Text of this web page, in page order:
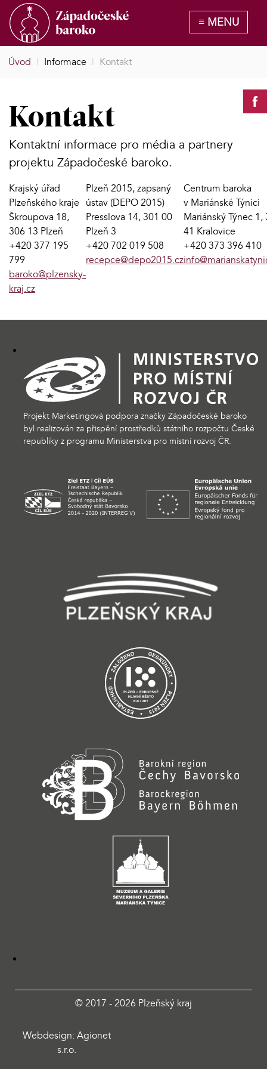
Úvod | Informace | Kontakt
Kontakt
Kontaktní informace pro média a partnery
projektu Západočeské baroko.
Krajský úřad
Plzeňského kraje
Škroupova 18,
306 13 Plzeň
+420 377 195
799
baroko@plzensky-
kraj.cz
Plzeň 2015, zapsaný
ústav (DEPO 2015)
Presslova 14, 301 00
Plzeň 3
+420 702 019 508
recepce@depo2015.cz
Centrum baroka
v Mariánské Týnici
Mariánský Týnec 1,
41 Kralovice
+420 373 396 410
Projekt Marketingová podpora značky Západočeské baroko
byl realizován za přispění prostředků státního rozpočtu České
republiky z programu Ministerstva pro místní rozvoj ČR.
© 2017 - 2026 Plzeňský kraj
Webdesign: Agionet
s.r.o.